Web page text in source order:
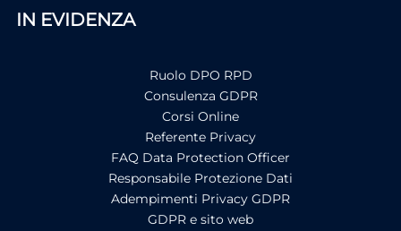
IN EVIDENZA
Ruolo DPO RPD
Consulenza GDPR
Corsi Online
Referente Privacy
FAQ Data Protection Officer
Responsabile Protezione Dati
Adempimenti Privacy GDPR
GDPR e sito web